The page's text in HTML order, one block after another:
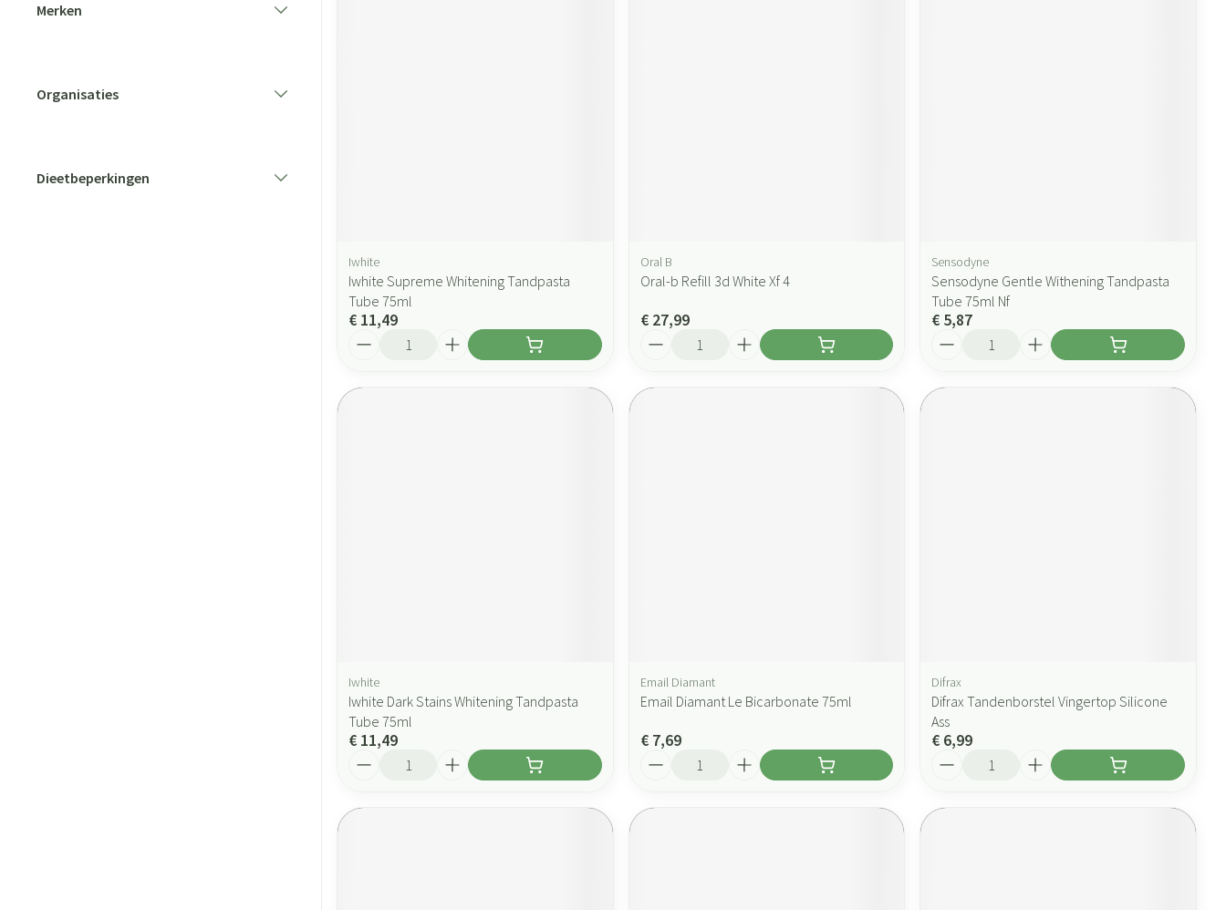
Merken
Organisaties
Dieetbeperkingen
Iwhite
Iwhite Supreme Whitening Tandpasta
Tube 75ml
€ 11,49
Oral B
Oral-b Refill 3d White Xf 4
€ 27,99
Sensodyne
Sensodyne Gentle Withening Tandpasta
Tube 75ml Nf
€ 5,87
Iwhite
Iwhite Dark Stains Whitening Tandpasta
Tube 75ml
€ 11,49
Email Diamant
Email Diamant Le Bicarbonate 75ml
€ 7,69
Difrax
Difrax Tandenborstel Vingertop Silicone
Ass
€ 6,99